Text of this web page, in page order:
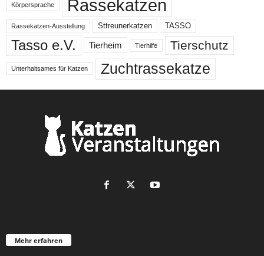
Körpersprache Rassekatzen
Rassekatzen-Ausstellung Sttreunerkatzen TASSO
Tasso e.V. Tierheim Tierhilfe Tierschutz
Unterhaltsames für Katzen Zuchtrassekatze
Mehr erfahren